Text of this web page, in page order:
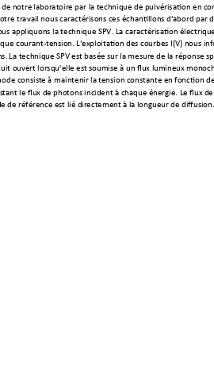
de notre laboratoire par la technique de pulvérisation en c
travail nous caractérisons ces échantillons d'abord par
appliquons la technique SPV. La caractérisation électriq
courant-tension. L'exploitation des courbes I(V) nous
La technique SPV est basée sur la mesure de la réponse
ouvert lorsqu'elle est soumise à un flux lumineux mono
consiste à maintenir la tension constante en fonction
tant le flux de photons incident à chaque énergie. Le flux de
de référence est lié directement à la longueur de diffusi